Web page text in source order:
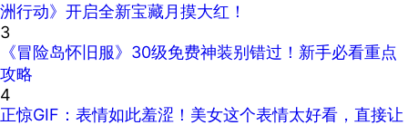
洲行动》开启全新宝藏月摸大红！
3
《冒险岛怀旧服》30级免费神装别错过！新手必看重点
攻略
4
正惊GIF：表情如此羞涩！美女这个表情太好看，直接让